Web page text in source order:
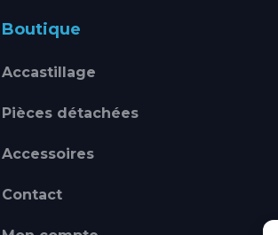
Boutique
Accastillage
Pièces détachées
Accessoires
Contact